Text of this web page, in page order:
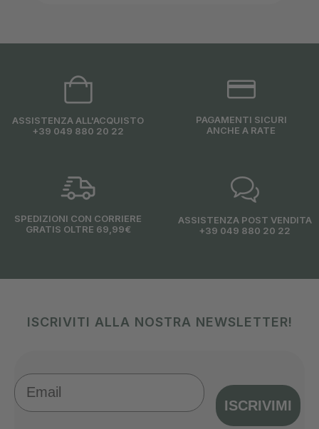
ASSISTENZA ALL'ACQUISTO
+39 049 880 20 22
PAGAMENTI SICURI
ANCHE A RATE
SPEDIZIONI CON CORRIERE
GRATIS OLTRE 69,99€
ASSISTENZA POST VENDITA
+39 049 880 20 22
ISCRIVITI ALLA NOSTRA NEWSLETTER!
Email
ISCRIVIMI